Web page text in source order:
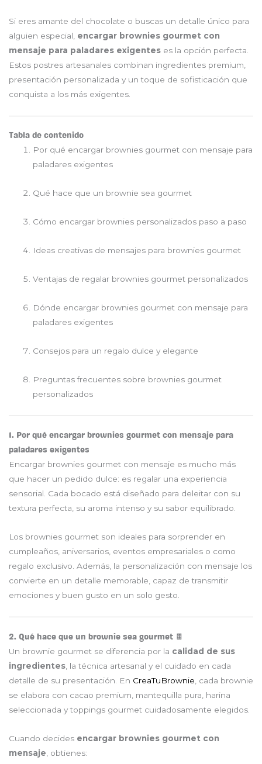
Si eres amante del chocolate o buscas un detalle único para
alguien especial, encargar brownies gourmet con
mensaje para paladares exigentes es la opción perfecta.
Estos postres artesanales combinan ingredientes premium,
presentación personalizada y un toque de sofisticación que
conquista a los más exigentes.
Tabla de contenido
Por qué encargar brownies gourmet con mensaje para
paladares exigentes
Qué hace que un brownie sea gourmet
Cómo encargar brownies personalizados paso a paso
Ideas creativas de mensajes para brownies gourmet
Ventajas de regalar brownies gourmet personalizados
Dónde encargar brownies gourmet con mensaje para
paladares exigentes
Consejos para un regalo dulce y elegante
Preguntas frecuentes sobre brownies gourmet
personalizados
1. Por qué encargar brownies gourmet con mensaje para
paladares exigentes
Encargar brownies gourmet con mensaje es mucho más
que hacer un pedido dulce: es regalar una experiencia
sensorial. Cada bocado está diseñado para deleitar con su
textura perfecta, su aroma intenso y su sabor equilibrado.
Los brownies gourmet son ideales para sorprender en
cumpleaños, aniversarios, eventos empresariales o como
regalo exclusivo. Además, la personalización con mensaje los
convierte en un detalle memorable, capaz de transmitir
emociones y buen gusto en un solo gesto.
2. Qué hace que un brownie sea gourmet 🍫
Un brownie gourmet se diferencia por la calidad de sus
ingredientes , la técnica artesanal y el cuidado en cada
detalle de su presentación. En CreaTuBrownie , cada brownie
se elabora con cacao premium, mantequilla pura, harina
seleccionada y toppings gourmet cuidadosamente elegidos.
Cuando decides encargar brownies gourmet con
mensaje , obtienes: